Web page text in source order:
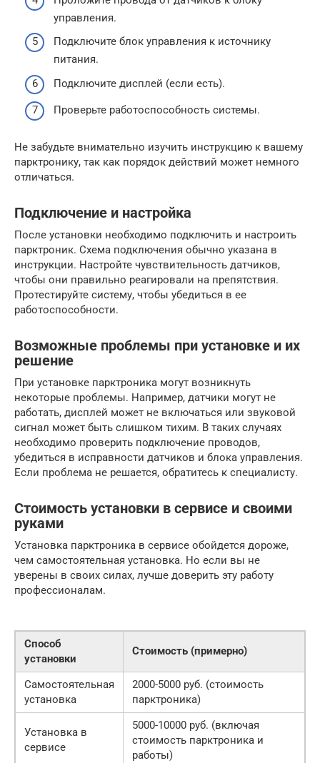
управления.
Подключите блок управления к источнику
питания.
Подключите дисплей (если есть).
Проверьте работоспособность системы.
Не забудьте внимательно изучить инструкцию к вашему
парктронику, так как порядок действий может немного
отличаться.
Подключение и настройка
После установки необходимо подключить и настроить
парктроник. Схема подключения обычно указана в
инструкции. Настройте чувствительность датчиков,
чтобы они правильно реагировали на препятствия.
Протестируйте систему, чтобы убедиться в ее
работоспособности.
Возможные проблемы при установке и их
решение
При установке парктроника могут возникнуть
некоторые проблемы. Например, датчики могут не
работать, дисплей может не включаться или звуковой
сигнал может быть слишком тихим. В таких случаях
необходимо проверить подключение проводов,
убедиться в исправности датчиков и блока управления.
Если проблема не решается, обратитесь к специалисту.
Стоимость установки в сервисе и своими
руками
Установка парктроника в сервисе обойдется дороже,
чем самостоятельная установка. Но если вы не
уверены в своих силах, лучше доверить эту работу
профессионалам.
Способ
установки
Стоимость (примерно)
Самостоятельная
установка
2000-5000 руб. (стоимость
парктроника)
Установка в
сервисе
5000-10000 руб. (включая
стоимость парктроника и
работы)